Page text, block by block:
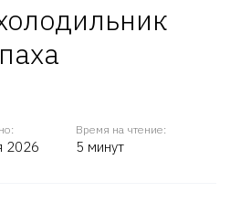
2026
Время на чтение:
5 минут